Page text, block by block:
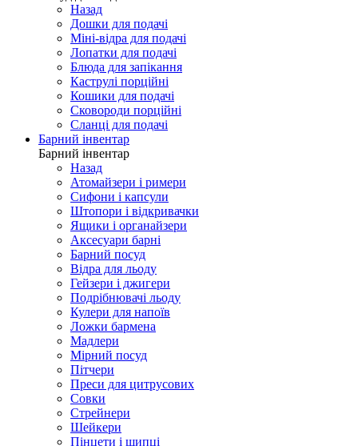
Назад
Дошки для подачі
Міні-відра для подачі
Лопатки для подачі
Блюда для запікання
Каструлі порційні
Кошики для подачі
Сковороди порційні
Сланці для подачі
Барний інвентар
Барний інвентар
Назад
Атомайзери і римери
Сифони і капсули
Штопори і відкривачки
Ящики і органайзери
Аксесуари барні
Барний посуд
Відра для льоду
Гейзери і джигери
Подрібнювачі льоду
Кулери для напоїв
Ложки бармена
Мадлери
Мірний посуд
Пітчери
Преси для цитрусових
Совки
Стрейнери
Шейкери
Пінцети і щипці